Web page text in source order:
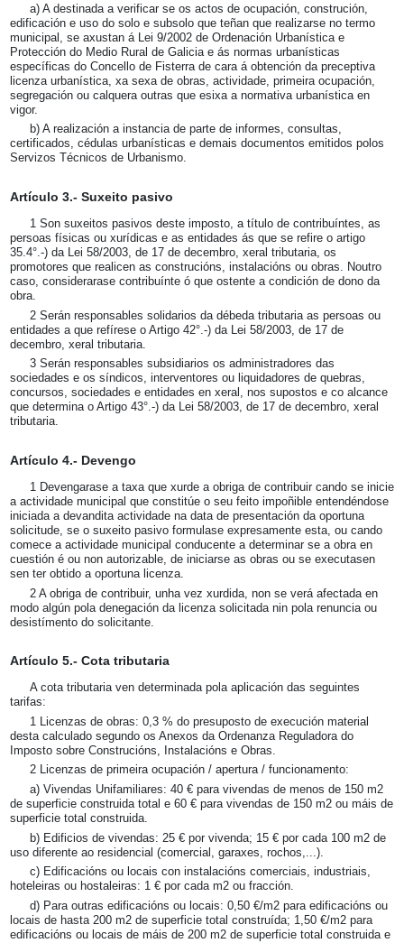
a) A destinada a verificar se os actos de ocupación, construción,
edificación e uso do solo e subsolo que teñan que realizarse no termo
municipal, se axustan á Lei 9/2002 de Ordenación Urbanística e
Protección do Medio Rural de Galicia e ás normas urbanísticas
específicas do Concello de Fisterra de cara á obtención da preceptiva
licenza urbanística, xa sexa de obras, actividade, primeira ocupación,
segregación ou calquera outras que esixa a normativa urbanística en
vigor.
b) A realización a instancia de parte de informes, consultas,
certificados, cédulas urbanísticas e demais documentos emitidos polos
Servizos Técnicos de Urbanismo.
Artículo 3.- Suxeito pasivo
1 Son suxeitos pasivos deste imposto, a título de contribuíntes, as
persoas físicas ou xurídicas e as entidades ás que se refire o artigo
35.4°.-) da Lei 58/2003, de 17 de decembro, xeral tributaria, os
promotores que realicen as construcións, instalacións ou obras. Noutro
caso, considerarase contribuínte ó que ostente a condición de dono da
obra.
2 Serán responsables solidarios da débeda tributaria as persoas ou
entidades a que refírese o Artigo 42°.-) da Lei 58/2003, de 17 de
decembro, xeral tributaria.
3 Serán responsables subsidiarios os administradores das
sociedades e os síndicos, interventores ou liquidadores de quebras,
concursos, sociedades e entidades en xeral, nos supostos e co alcance
que determina o Artigo 43°.-) da Lei 58/2003, de 17 de decembro, xeral
tributaria.
Artículo 4.- Devengo
1 Devengarase a taxa que xurde a obriga de contribuir cando se inicie
a actividade municipal que constitúe o seu feito impoñible entendéndose
iniciada a devandita actividade na data de presentación da oportuna
solicitude, se o suxeito pasivo formulase expresamente esta, ou cando
comece a actividade municipal conducente a determinar se a obra en
cuestión é ou non autorizable, de iniciarse as obras ou se executasen
sen ter obtido a oportuna licenza.
2 A obriga de contribuir, unha vez xurdida, non se verá afectada en
modo algún pola denegación da licenza solicitada nin pola renuncia ou
desistímento do solicitante.
Artículo 5.- Cota tributaria
A cota tributaria ven determinada pola aplicación das seguintes
tarifas:
1 Licenzas de obras: 0,3 % do presuposto de execución material
desta calculado segundo os Anexos da Ordenanza Reguladora do
Imposto sobre Construcións, Instalacións e Obras.
2 Licenzas de primeira ocupación / apertura / funcionamento:
a) Vivendas Unifamiliares: 40 € para vivendas de menos de 150 m2
de superficie construida total e 60 € para vivendas de 150 m2 ou máis de
superficie total construida.
b) Edificios de vivendas: 25 € por vivenda; 15 € por cada 100 m2 de
uso diferente ao residencial (comercial, garaxes, rochos,...).
c) Edificacións ou locais con instalacións comerciais, industriais,
hoteleiras ou hostaleiras: 1 € por cada m2ou fracción.
d) Para outras edificacións ou locais: 0,50 €/m2 para edificacións ou
locais de hasta 200 m2 de superficie total construída; 1,50 €/m2 para
edificacións ou locais de máis de 200 m2 de superficie total construida e